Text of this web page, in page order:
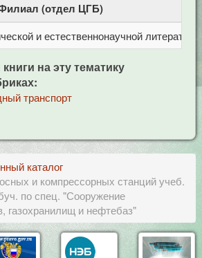
(отдел ЦГБ)
и естественнонаучной литерат
на эту тематику
транспорт
каталог
и компрессорных станций учеб.
по спец. "Сооружение
газохранилищ и нефтебаз"